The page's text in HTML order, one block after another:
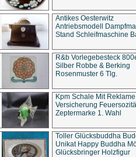
Antikes Oesterwitz
Antriebsmodell
Stand Schleifmaschine
R&b Vorlegebesteck
Silber Robbe & Berking
Rosenmuster 6 Tlg.
Kpm Schale Mit Reklame
Versicherung
Zeptermarke 1. Wahl
Toller Glücksbuddha
Unikat Happy Buddha
Glücksbringer Holzfigur